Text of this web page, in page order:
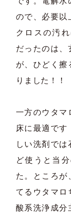
ので、必要以
クロスの汚
だったのは、
が、ひどく擦
りました！！
一方のウタマ
床に最適です
しい洗剤で
ど使うと当
た。ところが
てるウタマロ
酸系洗浄成分